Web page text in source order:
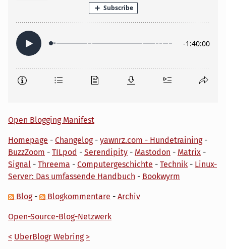
Open Blogging Manifest
Homepage - Changelog- yawnrz.com - Hundetraining-
BuzzZoom - TILpod - Serendipity - Mastodon - Matrix -
Signal - Threema - Computergeschichte - Technik - Linux-
Server: Das umfassende Handbuch - Bookwyrm
Blog- Blogkommentare - Archiv
Open-Source-Blog-Netzwerk
< UberBlogr Webring >